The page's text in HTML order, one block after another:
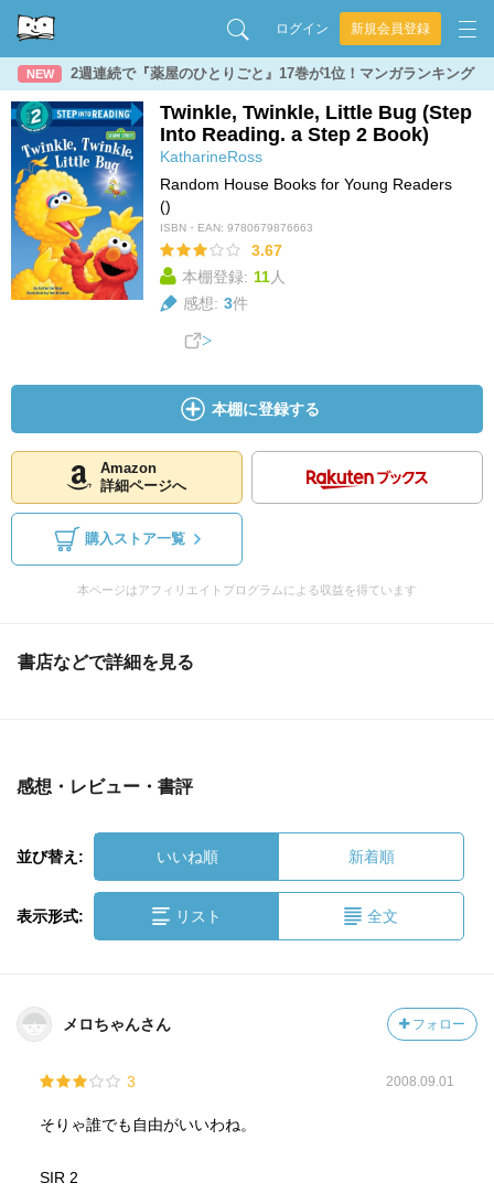
ログイン 新規会員登録
NEW 2週連続で『薬屋のひとりごと』17巻が1位！マンガランキング
Twinkle, Twinkle, Little Bug (Step
Into Reading. a Step 2 Book)
KatharineRoss
Random House Books for Young Readers
()
ISBN・EAN: 9780679876663
3.67
本棚登録: 11人
感想: 3件
本棚に登録する
Amazon
詳細ページへ
購入ストア一覧
本ページはアフィリエイトプログラムによる収益を得ています
書店などで詳細を見る
感想・レビュー・書評
並び替え: いいね順 新着順
表示形式: リスト 全文
メロちゃんさん フォロー
3 2008.09.01
そりゃ誰でも自由がいいわね。
SIR 2